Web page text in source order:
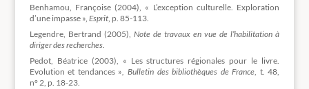
Benhamou, Françoise (2004), « L’exception culturelle. Exploration
d’une impasse », Esprit, p. 85-113.
Legendre, Bertrand (2005), Note de travaux en vue de l’habilitation à
diriger des recherches.
Pedot, Béatrice (2003), « Les structures régionales pour le livre.
Evolution et tendances », Bulletin des bibliothèques de France, t. 48,
n° 2, p. 18-23.